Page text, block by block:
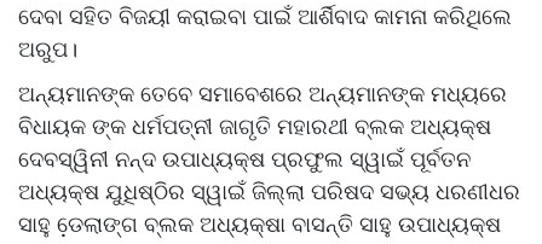
ଦେବା ସହିତ ବିଜୟୀ କରାଇବା ପାଇଁ ଆର୍ଶିବାଦ କାମନା କରିଥିଲେ
ଅରୁପ।
ଅନ୍ୟମାନଙ୍କ ତେବେ ସମାବେଶରେ ଅନ୍ୟମାନଙ୍କ ମଧ୍ୟରେ
ବିଧାୟକ ଙ୍କ ଧର୍ମପତ୍ନୀ ଜାଗୃତି ମହାରଥୀ ବ୍ଲକ ଅଧ୍ୟକ୍ଷ
ଦେବସ୍ୱିନୀ ନନ୍ଦ ଉପାଧ୍ୟକ୍ଷ ପ୍ରଫୁଲ ସ୍ୱାଇଁ ପୂର୍ବତନ
ଅଧ୍ୟକ୍ଷ ଯୁଧିଷ୍ଠିର ସ୍ୱାଇଁ ଜିଲ୍ଲା ପରିଷଦ ସଭ୍ୟ ଧରଣୀଧର
ସାହୁ ଡେ଼ଲାଙ୍ଗ ବ୍ଲକ ଅଧ୍ୟକ୍ଷା ବାସନ୍ତି ସାହୁ ଉପାଧ୍ୟକ୍ଷ